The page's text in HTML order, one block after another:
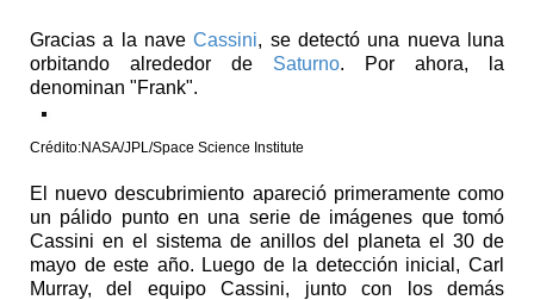
Gracias a la naveCassini, se detectó una nueva luna
orbitando alrededor de Saturno. Por ahora, la
denominan "Frank".
Crédito:NASA/JPL/Space Science Institute
El nuevo descubrimiento apareció primeramente como
un pálido punto en una serie de imágenes que tomó
Cassini en el sistema de anillos del planeta el 30 de
mayo de este año. Luego de la detección inicial, Carl
Murray, del equipo Cassini, junto con los demás